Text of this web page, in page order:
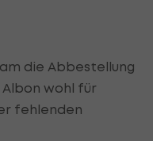
die Abbestellung
Albon wohl für
fehlenden